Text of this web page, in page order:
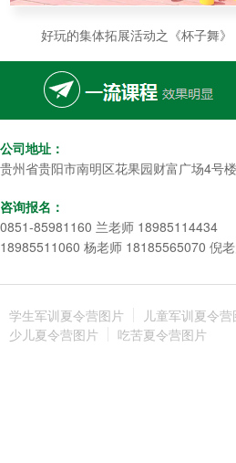
好玩的集体拓展活动之《杯子舞》
公司地址：
贵州省贵阳市南明区花果园财富广场4号
咨询报名：
0851-85981160 兰老师 18985114434
18985511060 杨老师 18185565070 倪
学生军训夏令营图片 儿童军训夏令营
少儿夏令营图片
吃苦夏令营图片